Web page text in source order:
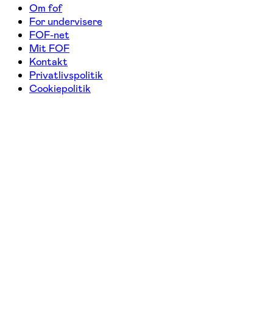
Om fof
For undervisere
FOF-net
Mit FOF
Kontakt
Privatlivspolitik
Cookiepolitik